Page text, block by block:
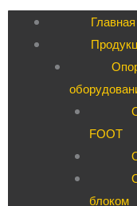
Главная
FOOT
блоком